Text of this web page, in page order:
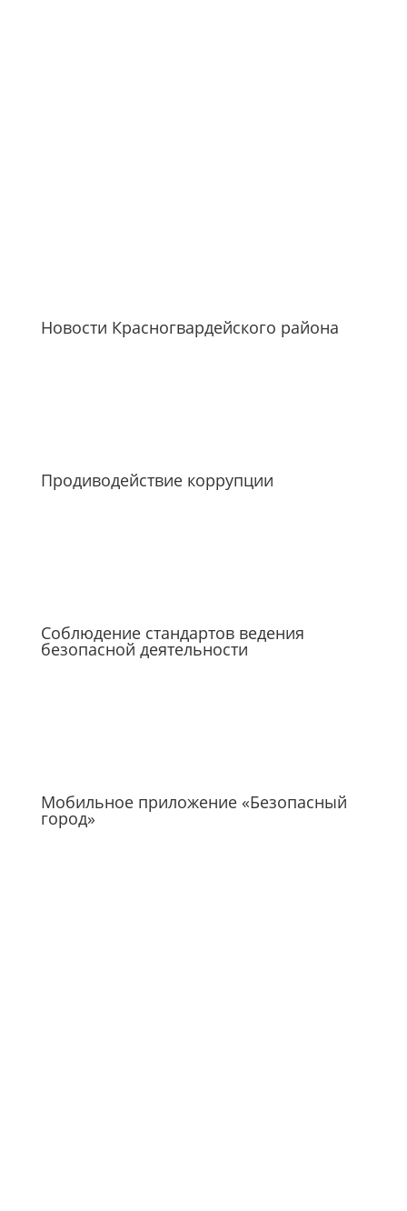
Новости Красногвардейского района
Продиводействие коррупции
Соблюдение стандартов ведения
безопасной деятельности
Мобильное приложение «Безопасный
город»